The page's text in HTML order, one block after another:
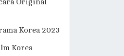
Original
Korea 2023
Korea